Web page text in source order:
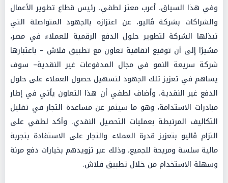
وفي هذا السياق، أعرب معتز لطفي، رئيس قطاع تطوير الأعمال
والشراكات بشركة ڤاليو، عن اعتزازه بالجهود المتواصلة التي
تبذلها الشركة لتطوير حلول الدفع الرقمية للعملاء في مصر،
مشيرًا إلى أن توقيع اتفاقية تعاون مع تطبيق فلاش – باعتبارها
شركة سريعة النمو في مجال المدفوعات غير النقدية– سوف
يساهم في تعزيز تلك الجهود لتسهيل حصول العملاء على حلول
الدفع غير النقدية. وأضاف لطفي أن هذا التعاون يأتي في إطار
مبادرات الاستدامة، وهو ما سيثمر عن مساعدة التجار في تقليل
التكاليف المرتبطة بعمليات التحصيل النقدي. وأكد لطفي على
التزام ڤاليو بتعزيز قدرة العملاء والتجار على الاستفادة بتجربة
مالية سلسة ومريحة للجميع، وذلك عبر تزويدهم بخيارات دفع مرنة
وسهلة الاستخدام من خلال تطبيق فلاش.